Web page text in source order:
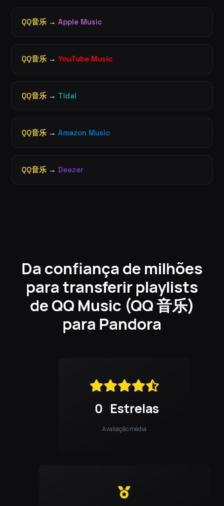
QQ音乐 → Apple Music
QQ音乐 → YouTube Music
QQ音乐 → Tidal
QQ音乐 → Amazon Music
QQ音乐 → Deezer
Da confiança de milhões
para transferir playlists
de QQ Music (QQ 音乐)
para Pandora
0 Estrelas
Avaliação média